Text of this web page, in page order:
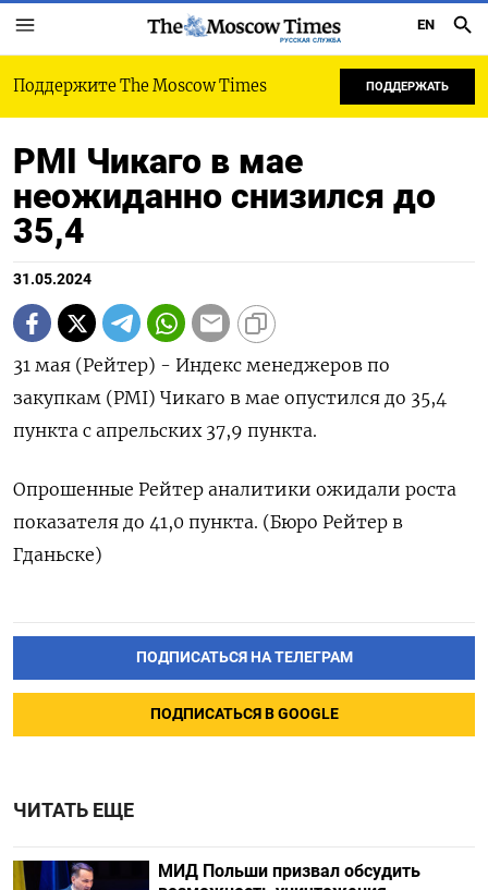
РУССКАЯ СЛУЖБА
EN
Поддержите The Moscow Times ПОДДЕРЖАТЬ
PMI Чикаго в мае
неожиданно снизился до
35,4
31.05.2024
31 мая (Рейтер) - Индекс менеджеров по
закупкам (PMI) Чикаго в мае опустился до 35,4
пункта c апрельских 37,9 пункта.
Опрошенные Рейтер аналитики ожидали роста
показателя до 41,0 пункта. (Бюро Рейтер в
Гданьске)
ПОДПИСАТЬСЯ НА ТЕЛЕГРАМ
ПОДПИСАТЬСЯ В GOOGLE
ЧИТАТЬ ЕЩЕ
МИД Польши призвал обсудить